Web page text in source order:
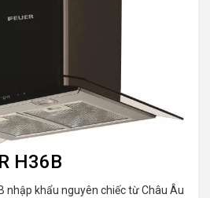
H36B
nhập khẩu nguyên chiếc từ Châu Âu